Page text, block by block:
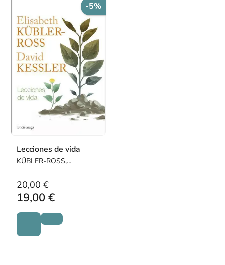
-5%
Lecciones de vida
KÜBLER-ROSS,
DAVID
20,00 €
19,00 €